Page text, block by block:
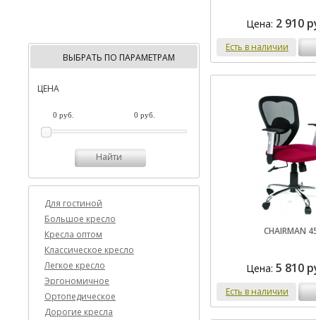
ВЫБРАТЬ ПО ПАРАМЕТРАМ
ЦЕНА
Найти
Для гостиной
Большое кресло
Кресла оптом
Классическое кресло
Легкое кресло
Эргономичное
Ортопедическое
Дорогие кресла
Цена: 2 910
Есть в наличии
CHAIRMAN
Цена: 5 810
Есть в наличии